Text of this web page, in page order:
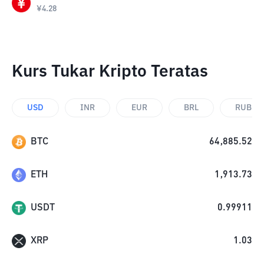
¥4.28
Kurs Tukar Kripto Teratas
USD INR EUR BRL RUB
BTC 64,885.52
ETH 1,913.73
USDT 0.99911
XRP 1.03